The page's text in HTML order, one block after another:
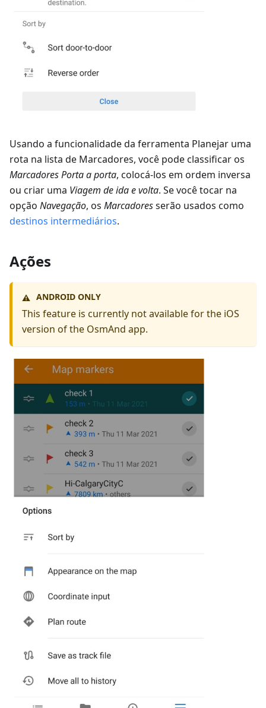
Usando a funcionalidade da ferramenta Planejar uma
rota na lista de Marcadores, você pode classificar os
MarcadoresPorta a porta, colocá-los em ordem inversa
ou criar uma Viagem de ida e volta. Se você tocar na
opção Navegação, os Marcadoresserão usados como
destinos intermediários.
Ações
⚠️ ANDROID ONLY
This feature is currently not available for the iOS
version of the OsmAnd app.